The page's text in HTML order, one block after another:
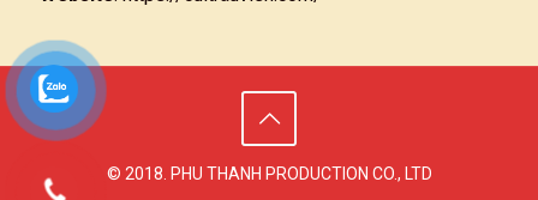
© 2018. PHU THANH PRODUCTION CO., LTD